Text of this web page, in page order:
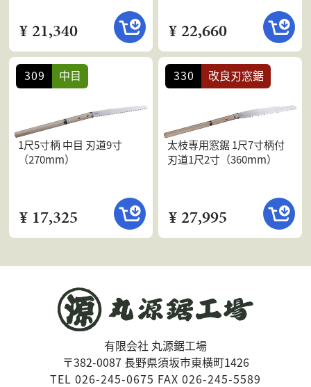
¥ 21,340 ¥ 22,660
1尺5寸柄 中目 刃道9寸
（270mm）
¥ 17,325
309 中目
太枝専用窓鋸 1尺7寸柄付
刃道1尺2寸（360mm）
¥ 27,995
330 改良刃窓鋸
有限会社 丸源鋸工場
〒382-0087 長野県須坂市東横町1426
TEL 026-245-0675 FAX 026-245-5589